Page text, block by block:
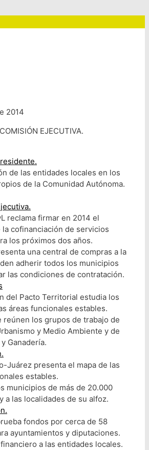
2014
EJECUTIVA.
de las entidades locales en los
de la Comunidad Autónoma.
reclama firmar en 2014 el
la cofinanciación de servicios
los próximos dos años.
una central de compras a la
adherir todos los municipios
las condiciones de contratación.
del Pacto Territorial estudia los
áreas funcionales estables.
reúnen los grupos de trabajo de
y Medio Ambiente y de
Ganadería.
Juárez presenta el mapa de las
estables.
municipios de más de 20.000
a las localidades de su alfoz.
fondos por cerca de 58
ayuntamientos y diputaciones.
a las entidades locales.